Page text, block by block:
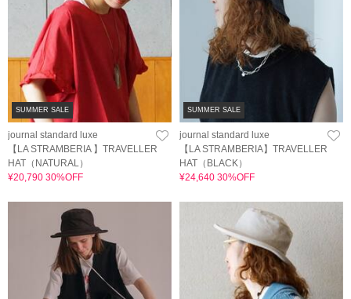
SUMMER SALE
journal standard luxe
【LA STRAMBERIA 】TRAVELLER
HAT（NATURAL）
¥20,790 30%OFF
SUMMER SALE
journal standard luxe
【LA STRAMBERIA】TRAVELLER
HAT（BLACK）
¥24,640 30%OFF